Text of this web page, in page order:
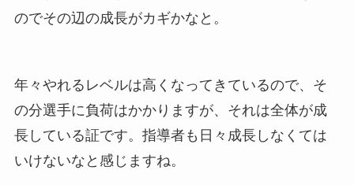
のでその辺の成長がカギかなと。
年々やれるレベルは高くなってきているので、そ
の分選手に負荷はかかりますが、それは全体が成
長している証です。指導者も日々成長しなくては
いけないなと感じますね。